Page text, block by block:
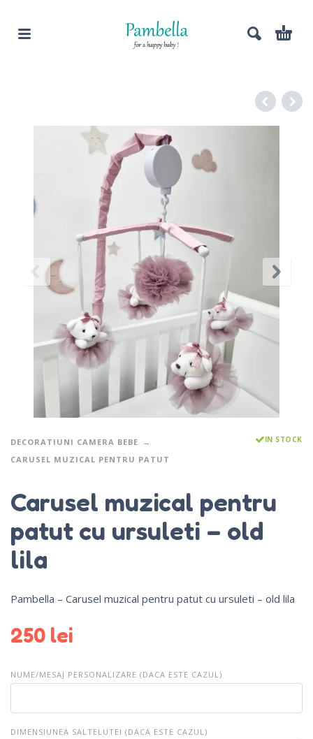
DECORATIUNI CAMERA BEBE
CARUSEL MUZICAL PENTRU PATUT
IN STOCK
Carusel muzical pentru
patut cu ursuleti – old
lila
Pambella – Carusel muzical pentru patut cu ursuleti – old lila
250 lei
NUME/MESAJ PERSONALIZARE (DACA ESTE CAZUL)
DIMENSIUNEA SALTELUTEI (DACA ESTE CAZUL)